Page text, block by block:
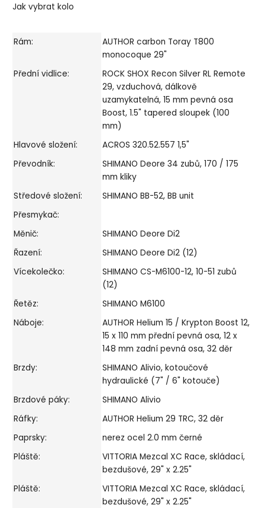
Jak vybrat kolo
Rám:
AUTHOR carbon Toray T800
monocoque 29"
Přední vidlice:
ROCK SHOX Recon Silver RL Remote
29, vzduchová, dálkově
uzamykatelná, 15 mm pevná osa
Boost, 1.5" tapered sloupek (100
mm)
Hlavové složení:
ACROS 320.52.557 1,5"
Převodník:
SHIMANO Deore 34 zubů, 170 / 175
mm kliky
Středové složení:
SHIMANO BB-52, BB unit
Přesmykač:
Měnič:
SHIMANO Deore Di2
Řazení:
SHIMANO Deore Di2 (12)
Vícekolečko:
SHIMANO CS-M6100-12, 10-51 zubů
(12)
Řetěz:
SHIMANO M6100
Náboje:
AUTHOR Helium 15 / Krypton Boost 12,
15 x 110 mm přední pevná osa, 12 x
148 mm zadní pevná osa, 32 děr
Brzdy:
SHIMANO Alivio, kotoučové
hydraulické (7" / 6" kotouče)
Brzdové páky:
SHIMANO Alivio
Ráfky:
AUTHOR Helium 29 TRC, 32 děr
Paprsky:
nerez ocel 2.0 mm černé
Pláště:
VITTORIA Mezcal XC Race, skládací,
bezdušové, 29" x 2.25"
Pláště:
VITTORIA Mezcal XC Race, skládací,
bezdušové, 29" x 2.25"